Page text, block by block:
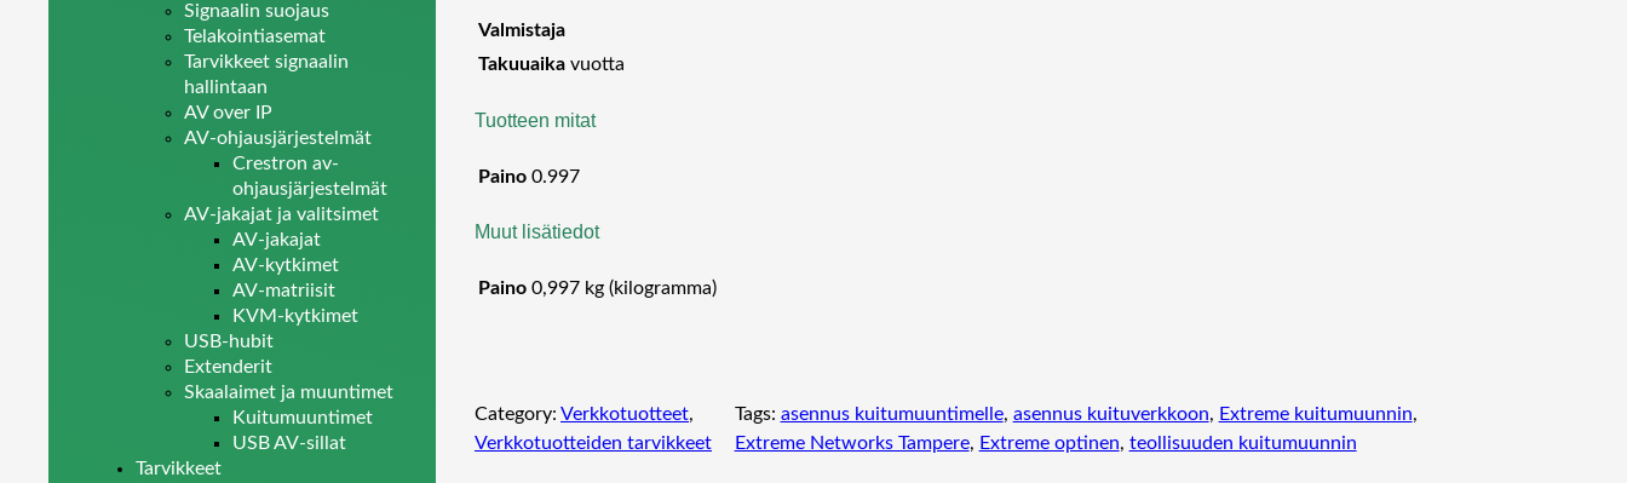
Signaalin suojaus
Telakointiasemat
Tarvikkeet signaalin
hallintaan
AV over IP
AV-ohjausjärjestelmät
Crestron av-
ohjausjärjestelmät
AV-jakajat ja valitsimet
AV-jakajat
AV-kytkimet
AV-matriisit
KVM-kytkimet
USB-hubit
Extenderit
Skaalaimet ja muuntimet
Kuitumuuntimet
USB AV-sillat
Tarvikkeet
S
Valmistaja
Takuuaika vuotta
Tuotteen mitat
Paino 0.997
Muut lisätiedot
Paino 0,997 kg (kilogramma)
Category: Verkkotuotteet
Verkkotuotteiden tarvikkeet
Tags: asennus kuitumuuntimelle, asennus kuituverkkoon, Extreme kuitumuunnin
Extreme Networks Tampere, Extreme optinen, teollisuuden kuitumuunnin